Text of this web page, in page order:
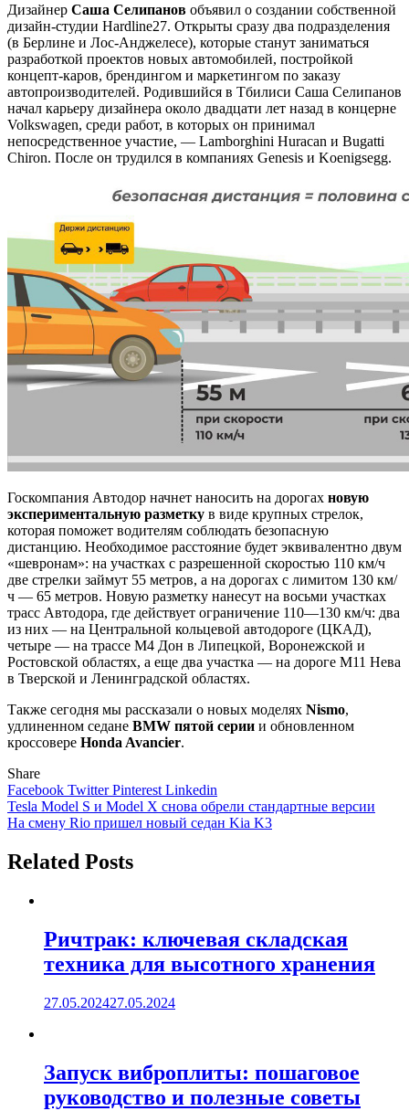
Дизайнер Саша Селипанов объявил о создании собственной
дизайн-студии Hardline27. Открыты сразу два подразделения
(в Берлине и Лос-Анджелесе), которые станут заниматься
разработкой проектов новых автомобилей, постройкой
концепт-каров, брендингом и маркетингом по заказу
автопроизводителей. Родившийся в Тбилиси Саша Селипанов
начал карьеру дизайнера около двадцати лет назад в концерне
Volkswagen, среди работ, в которых он принимал
непосредственное участие, — Lamborghini Huracan и Bugatti
Chiron. После он трудился в компаниях Genesis и Koenigsegg.
Госкомпания Автодор начнет наносить на дорогах новую
экспериментальную разметку в виде крупных стрелок,
которая поможет водителям соблюдать безопасную
дистанцию. Необходимое расстояние будет эквивалентно двум
«шевронам»: на участках с разрешенной скоростью 110 км/ч
две стрелки займут 55 метров, а на дорогах с лимитом 130 км/
ч — 65 метров. Новую разметку нанесут на восьми участках
трасс Автодора, где действует ограничение 110—130 км/ч: два
из них — на Центральной кольцевой автодороге (ЦКАД),
четыре — на трассе М4 Дон в Липецкой, Воронежской и
Ростовской областях, а еще два участка — на дороге М11 Нева
в Тверской и Ленинградской областях.
Также сегодня мы рассказали о новых моделях Nismo,
удлиненном седане BMW пятой серии и обновленном
кроссовере Honda Avancier.
Share
Facebook TwitterPinterestLinkedin
Навигация
по
записям
Tesla Model S и Model X снова обрели стандартные версии
На смену Rio пришел новый седан Kia K3
Related Posts
Ричтрак: ключевая складская
техника для высотного хранения
27.05.202427.05.2024
Запуск виброплиты: пошаговое
руководство и полезные советы